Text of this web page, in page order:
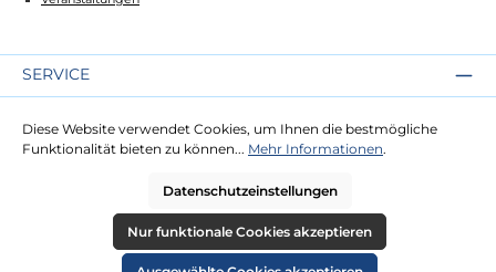
SERVICE
Lieferung
Zahlung
RECHTLICHES
Diese Website verwendet Cookies, um Ihnen die bestmögliche
Funktionalität bieten zu können... Mehr Informationen.
Datenschutzeinstellungen
Nur funktionale Cookies akzeptieren